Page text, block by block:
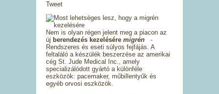
Tweet
Nem is olyan régen jelent meg a piacon az
új berendezés kezelésére migrén
-
Rendszeres és eseti súlyos fejfájás. A
feltaláló a készülék beszerzése az amerikai
cég St. Jude Medical Inc., amely
specializálódott gyártó a különféle
eszközök: pacemaker, műbillentyűk és
egyéb orvosi eszközök.